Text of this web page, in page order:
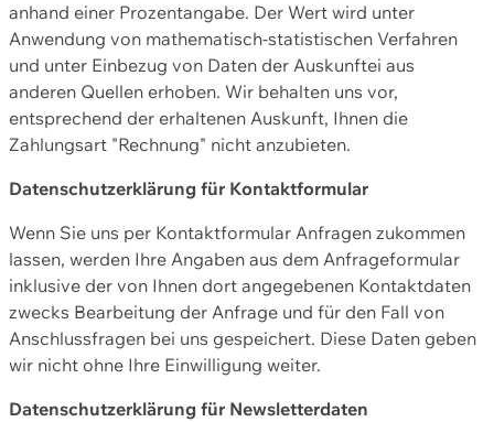
anhand einer Prozentangabe. Der Wert wird unter
Anwendung von mathematisch-statistischen Verfahren
und unter Einbezug von Daten der Auskunftei aus
anderen Quellen erhoben. Wir behalten uns vor,
entsprechend der erhaltenen Auskunft, Ihnen die
Zahlungsart "Rechnung" nicht anzubieten.
Datenschutzerklärung für Kontaktformular
Wenn Sie uns per Kontaktformular Anfragen zukommen
lassen, werden Ihre Angaben aus dem Anfrageformular
inklusive der von Ihnen dort angegebenen Kontaktdaten
zwecks Bearbeitung der Anfrage und für den Fall von
Anschlussfragen bei uns gespeichert. Diese Daten geben
wir nicht ohne Ihre Einwilligung weiter.
Datenschutzerklärung für Newsletterdaten